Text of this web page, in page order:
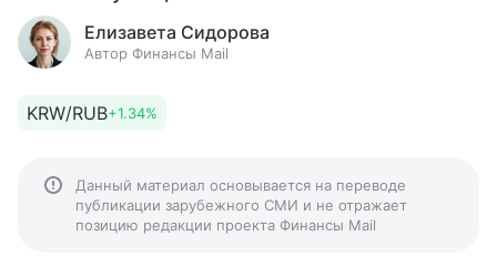
Елизавета Сидорова
Автор Финансы Mail
KRW/RUB+1.34%
Данный материал основывается на переводе
публикации зарубежного СМИ и не отражает
позицию редакции проекта Финансы Mail